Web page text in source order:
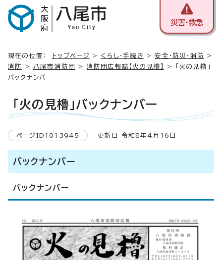
災害・救急
現在の位置： トップページ > くらし・手続き >安全・防災・消防
>
消防
> 八尾市消防団 > 消防団広報誌【火の見櫓】
> 「火の見櫓」
バックナンバー
「火の見櫓」バックナンバー
ページID1013945 更新日 令和8年4月16日
バックナンバー
バックナンバー